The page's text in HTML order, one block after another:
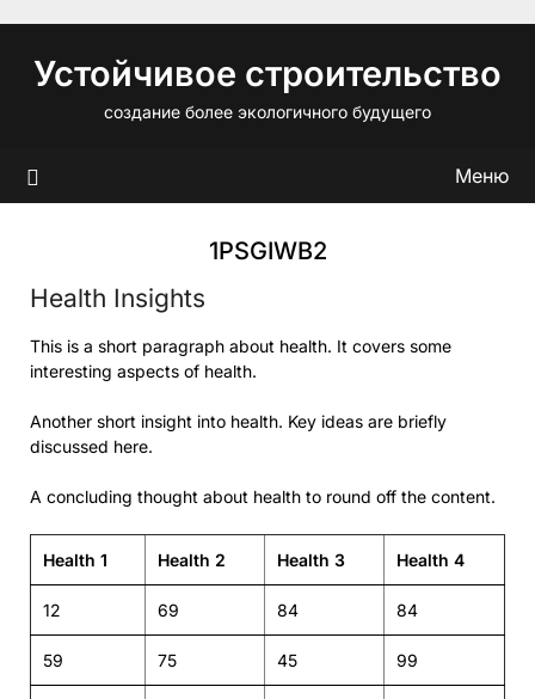
содержимому
Устойчивое строительство
создание более экологичного будущего
Меню
1PSGIWB2
Health Insights
This is a short paragraph about health. It covers some
interesting aspects of health.
Another short insight into health. Key ideas are briefly
discussed here.
A concluding thought about health to round off the content.
Health 1 Health 2 Health 3 Health 4
12 69 84 84
59 75 45 99